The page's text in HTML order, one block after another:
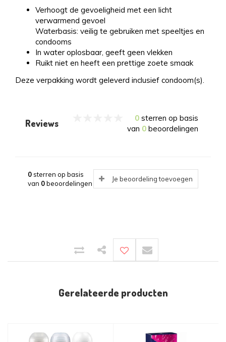
Verhoogt de gevoeligheid met een licht
verwarmend gevoel
Waterbasis: veilig te gebruiken met speeltjes en
condooms
In water oplosbaar, geeft geen vlekken
Ruikt niet en heeft een prettige zoete smaak
Deze verpakking wordt geleverd inclusief condoom(s).
Reviews 0 sterren op basis
van 0 beoordelingen
0sterren op basis
van 0beoordelingen
Je beoordeling toevoegen
Gerelateerde producten